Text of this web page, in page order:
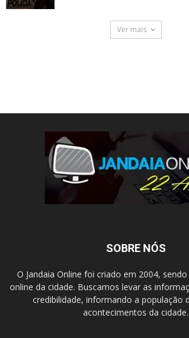
Ver mais
SOBRE NÓS
O Jandaia Online foi criado em 2004,
online da cidade. Buscamos levar as
credibilidade, informando a população
acontecimentos da cidade.